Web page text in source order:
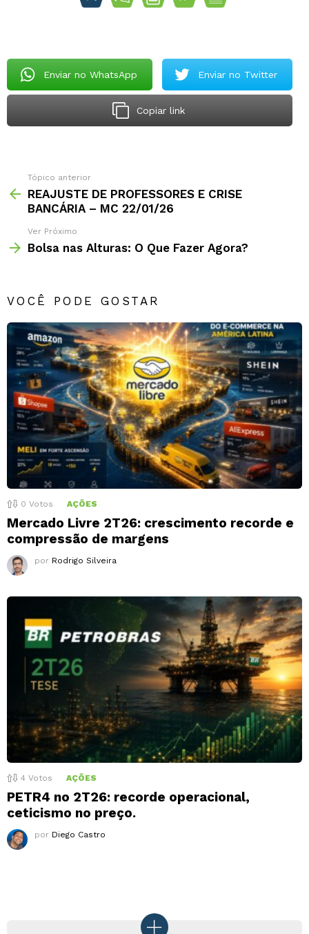
Enviar no WhatsApp Enviar no Twitter
Copiar link
Tópico anterior
REAJUSTE DE PROFESSORES E CRISE
BANCÁRIA – MC 22/01/26
Ver Próximo
Bolsa nas Alturas: O Que Fazer Agora?
VOCÊ PODE GOSTAR
0 Votos AÇÕES
Mercado Livre 2T26: crescimento recorde e
compressão de margens
por Rodrigo Silveira
4 Votos AÇÕES
PETR4 no 2T26: recorde operacional,
ceticismo no preço.
por Diego Castro